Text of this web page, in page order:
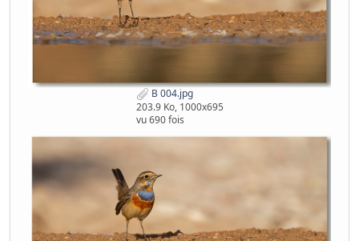
B 004.jpg
203.9 Ko, 1000x695
vu 690 fois